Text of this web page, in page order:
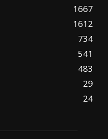
1667
1612
734
541
483
29
24